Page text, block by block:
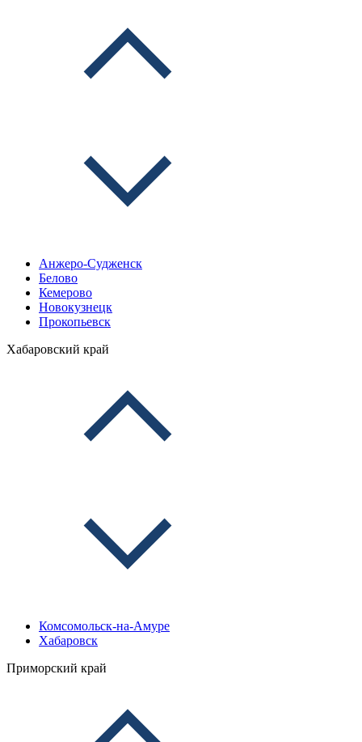
Анжеро-Судженск
Белово
Кемерово
Новокузнецк
Прокопьевск
Хабаровский край
Комсомольск-на-Амуре
Хабаровск
Приморский край